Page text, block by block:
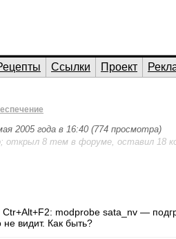
Ссылки Проект
2005 года в 16:40 (774 просмотра)
открыл 8 тем в форуме, оставил 18
Ctr+Alt+F2: modprobe sata_nv —
видит. Как быть?